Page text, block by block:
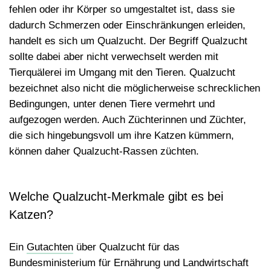
fehlen oder ihr Körper so umgestaltet ist, dass sie
dadurch Schmerzen oder Einschränkungen erleiden,
handelt es sich um Qualzucht. Der Begriff Qualzucht
sollte dabei aber nicht verwechselt werden mit
Tierquälerei im Umgang mit den Tieren. Qualzucht
bezeichnet also nicht die möglicherweise schrecklichen
Bedingungen, unter denen Tiere vermehrt und
aufgezogen werden. Auch Züchterinnen und Züchter,
die sich hingebungsvoll um ihre Katzen kümmern,
können daher Qualzucht-Rassen züchten.
Welche Qualzucht-Merkmale gibt es bei
Katzen?
Ein Gutachten über Qualzucht für das
Bundesministerium für Ernährung und Landwirtschaft